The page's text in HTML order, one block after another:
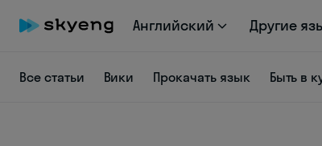
Английский Другие
Все статьи Вики Прокачать язык Быть в